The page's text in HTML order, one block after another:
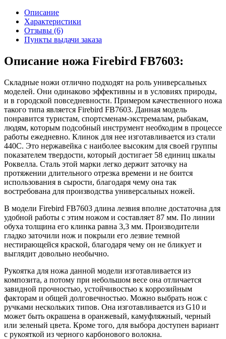
Описание
Характеристики
Отзывы (6)
Пункты выдачи заказа
Описание ножа Firebird FB7603:
Складные ножи отлично подходят на роль универсальных
моделей. Они одинаково эффективны и в условиях природы,
и в городской повседневности. Примером качественного ножа
такого типа является Firebird FB7603. Данная модель
понравится туристам, спортсменам-экстремалам, рыбакам,
людям, которым подсобный инструмент необходим в процессе
работы ежедневно. Клинок для нее изготавливается из стали
440С. Это нержавейка с наиболее высоким для своей группы
показателем твердости, который достигает 58 единиц шкалы
Роквелла. Сталь этой марки легко держит заточку на
протяжении длительного отрезка времени и не боится
использования в сырости, благодаря чему она так
востребована для производства универсальных ножей.
В модели Firebird FB7603 длина лезвия вполне достаточна для
удобной работы с этим ножом и составляет 87 мм. По линии
обуха толщина его клинка равна 3,3 мм. Производители
гладко заточили нож и покрыли его лезвие темной
нестирающейся краской, благодаря чему он не бликует и
выглядит довольно необычно.
Рукоятка для ножа данной модели изготавливается из
композита, а потому при небольшом весе она отличается
завидной прочностью, устойчивостью к коррозийным
факторам и общей долговечностью. Можно выбрать нож с
ручками нескольких типов. Она изготавливается из G10 и
может быть окрашена в оранжевый, камуфляжный, черный
или зеленый цвета. Кроме того, для выбора доступен вариант
с рукояткой из черного карбонового волокна.